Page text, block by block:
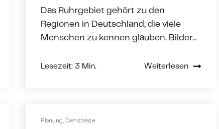
Das Ruhrgebiet gehört zu den
Regionen in Deutschland, die viele
Menschen zu kennen glauben. Bilder...
Lesezeit: 3 Min. Weiterlesen
Planung Dienstreise